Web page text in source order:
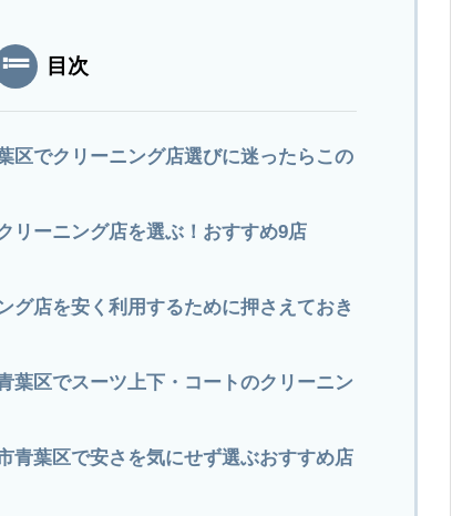
目次
区でクリーニング店選びに迷ったらこの
リーニング店を選ぶ！おすすめ9店
グ店を安く利用するために押さえておき
葉区でスーツ上下・コートのクリーニン
青葉区で安さを気にせず選ぶおすすめ店